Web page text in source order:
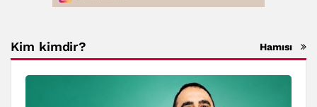
Kim kimdir? Hamısı